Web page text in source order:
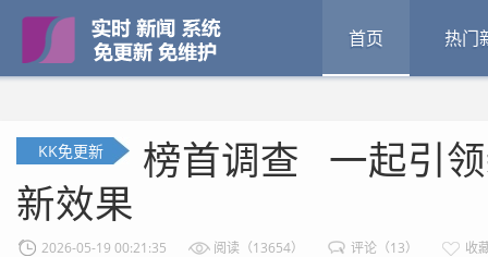
首页 热门
KK免更新
榜首调查 一起引
新效果
2026-05-19 00:21:35 阅读（13654） 评论（13） 收